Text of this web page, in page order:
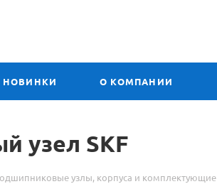
НОВИНКИ О КОМПАНИИ
узел SKF
узлы, корпуса и комплектующие